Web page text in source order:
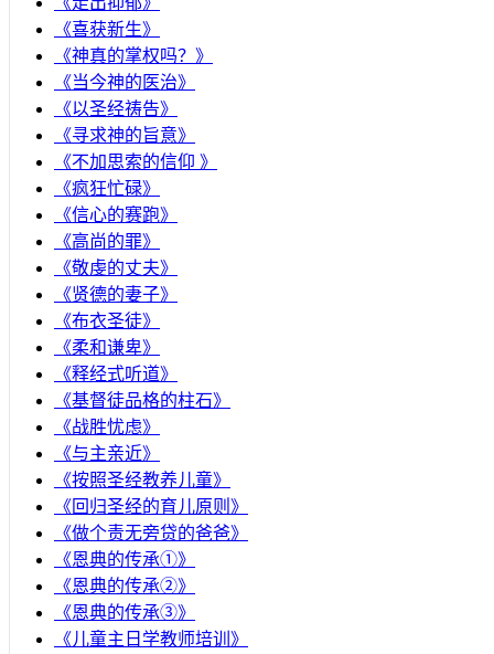
《喜获新生》
《神真的掌权吗？》
《当今神的医治》
《以圣经祷告》
《寻求神的旨意》
《不加思索的信仰 》
《疯狂忙碌》
《信心的赛跑》
《高尚的罪》
《敬虔的丈夫》
《贤德的妻子》
《布衣圣徒》
《柔和谦卑》
《释经式听道》
《基督徒品格的柱石》
《战胜忧虑》
《与主亲近》
《按照圣经教养儿童》
《回归圣经的育儿原则》
《做个责无旁贷的爸爸》
《恩典的传承①》
《恩典的传承②》
《恩典的传承③》
《儿童主日学教师培训》